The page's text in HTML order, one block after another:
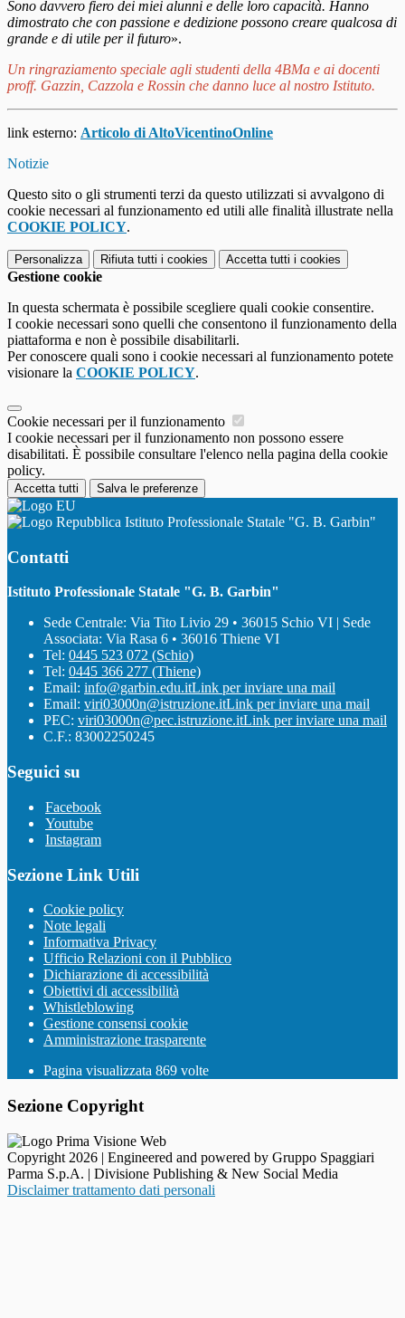
Sono davvero fiero dei miei alunni e delle loro capacità. Hanno
dimostrato che con passione e dedizione possono creare qualcosa di
grande e di utile per il futuro».
Un ringraziamento speciale agli studenti della 4BMa e ai docenti
proff. Gazzin, Cazzola e Rossin che danno luce al nostro Istituto.
link esterno: Articolo di AltoVicentinoOnline
Notizie
Questo sito o gli strumenti terzi da questo utilizzati si avvalgono di
cookie necessari al funzionamento ed utili alle finalità illustrate nella
COOKIE POLICY.
Personalizza Rifiuta tutti i cookies Accetta tutti i cookies
Gestione cookie
In questa schermata è possibile scegliere quali cookie consentire.
I cookie necessari sono quelli che consentono il funzionamento della
piattaforma e non è possibile disabilitarli.
Per conoscere quali sono i cookie necessari al funzionamento potete
visionare la COOKIE POLICY.
Cookie necessari per il funzionamento
I cookie necessari per il funzionamento non possono essere
disabilitati. È possibile consultare l'elenco nella pagina della cookie
policy.
Accetta tutti Salva le preferenze
Istituto Professionale Statale "G. B. Garbin"
Contatti
Istituto Professionale Statale "G. B. Garbin"
Sede Centrale: Via Tito Livio 29 • 36015 Schio VI | Sede
Associata: Via Rasa 6 • 36016 Thiene VI
Tel: 0445 523 072 (Schio)
Tel: 0445 366 277 (Thiene)
Email: info@garbin.edu.itLink per inviare una mail
Email: viri03000n@istruzione.itLink per inviare una mail
PEC: viri03000n@pec.istruzione.itLink per inviare una mail
C.F.: 83002250245
Seguici su
Facebook
Youtube
Instagram
Sezione Link Utili
Cookie policy
Note legali
Informativa Privacy
Ufficio Relazioni con il Pubblico
Dichiarazione di accessibilità
Obiettivi di accessibilità
Whistleblowing
Gestione consensi cookie
Amministrazione trasparente
Pagina visualizzata 869 volte
Sezione Copyright
Copyright 2026 | Engineered and powered by Gruppo Spaggiari
Parma S.p.A. | Divisione Publishing & New Social Media
Disclaimer trattamento dati personali